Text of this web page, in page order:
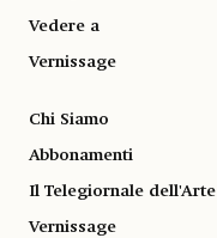
Vedere a
Vernissage
Chi Siamo
Abbonamenti
Il Telegiornale dell'Arte
Vernissage